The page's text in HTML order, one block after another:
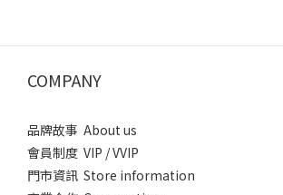
COMPANY
品牌故事 About us
會員制度 VIP / VVIP
門市資訊 Store information